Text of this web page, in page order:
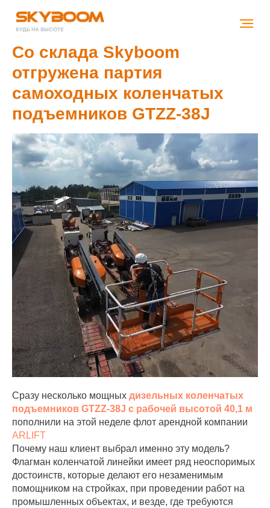
Со склада Skyboom
отгружена партия
самоходных коленчатых
подъемников GTZZ-38J
Сразу несколько мощных дизельных коленчатых
подъемников GTZZ-38J с рабочей высотой 40,1 м
пополнили на этой неделе флот арендной компании
ARLIFT
Почему наш клиент выбрал именно эту модель?
Флагман коленчатой линейки имеет ряд неоспоримых
достоинств, которые делают его незаменимым
помощником на стройках, при проведении работ на
промышленных объектах, и везде, где требуются